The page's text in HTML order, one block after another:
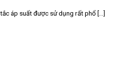
áp suất được sử dụng rất phổ [...]